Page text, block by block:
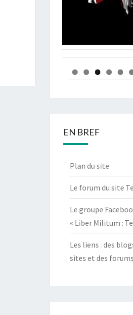
EN BREF
Plan du site
Le forum du site
Le groupe
« Liber Militum :
Les liens : des
sites et des forums